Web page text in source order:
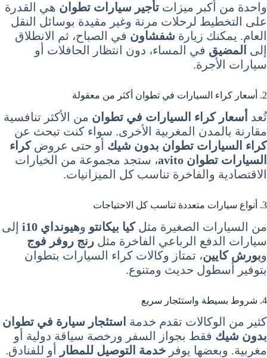
واحدة من أكبر ميزات تأجير سيارات تطوان هي القدرة
على التخطيط لرحلات مرنة وغير مقيدة بوسائل النقل
العام. يمكنك زيارة شفشاون في الصباح، ثم الانطلاق
إلى المضيق في المساء، دون انتظار الحافلات أو
سيارات الأجرة.
2. أسعار كراء السيارات في تطوان أكثر من معقولة
تُعد أسعار كراء السيارات في تطوان من الأكثر تنافسية
مقارنة بالمدن المغربية الأخرى. سواء كنت تبحث عن
كراء السيارات تطوان بدون شيك أو حتى عروضكراء
السيارات تطوان avito
، ستجد مجموعة من الخيارات
الاقتصادية والفاخرة تناسب كل الميزانيات.
3. أنواع سيارات متعددة تناسب كل الاحتياجات
من السيارات الصغيرة مثلكيا بيكانتو وهيونداي i10
إلى
سيارات الدفع الرباعي الفاخرة مثل رنج روفر فوج
وبورش كايين، تمتاز وكالات كراء السيارات بتطوان
بتوفير أسطول حديث ومتنوع.
4. شروط بسيطة واستئجار سريع
كثير من الوكالات تقدم خدمة استئجار سيارة في تطوان
بدون شيك فقط بجواز السفر ورخصة سياقة دولية أو
مغربية. وبعضها يوفر خدمة التوصيل للمطار أو للفنادق.